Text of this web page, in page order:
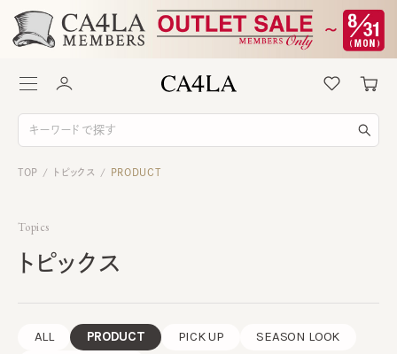
TOP / トピックス / PRODUCT
Topics
トピックス
ALL PRODUCT PICK UP
SEASON LOOK